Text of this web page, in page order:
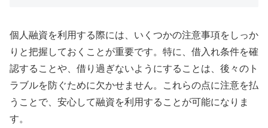
個人融資を利用する際には、いくつかの注意事項をしっか
りと把握しておくことが重要です。特に、借入れ条件を確
認することや、借り過ぎないようにすることは、後々のト
ラブルを防ぐために欠かせません。これらの点に注意を払
うことで、安心して融資を利用することが可能になりま
す。